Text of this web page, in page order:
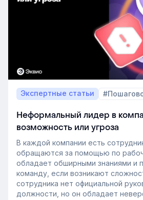
Экспертные статьи
Неформальный лидер в
возможность или угроза
В каждой компании есть
обращаются за помощью по
обладает обширными знаниями и
команду, если возникают
сотрудника нет официальной
должности, но он обладает